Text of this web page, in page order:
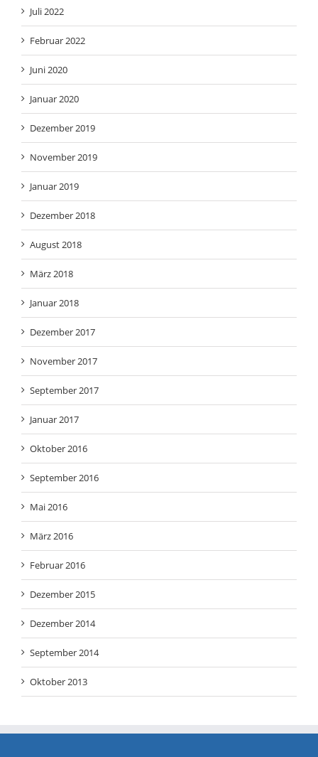
Juli 2022
Februar 2022
Juni 2020
Januar 2020
Dezember 2019
November 2019
Januar 2019
Dezember 2018
August 2018
März 2018
Januar 2018
Dezember 2017
November 2017
September 2017
Januar 2017
Oktober 2016
September 2016
Mai 2016
März 2016
Februar 2016
Dezember 2015
Dezember 2014
September 2014
Oktober 2013